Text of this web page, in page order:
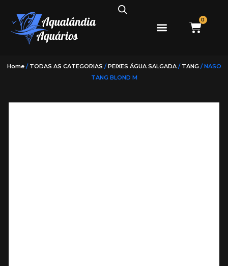
0
Home/ TODAS AS CATEGORIAS /PEIXES ÁGUA SALGADA/ TANG / NASO
TANG BLOND M